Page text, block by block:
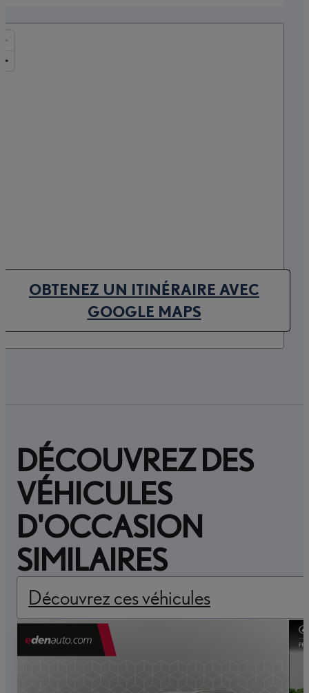
OBTENEZ UN ITINÉRAIRE AVEC
GOOGLE MAPS(OPENS IN NEW TAB)
DÉCOUVREZ DES
VÉHICULES
D'OCCASION
SIMILAIRES
Découvrez ces véhicules